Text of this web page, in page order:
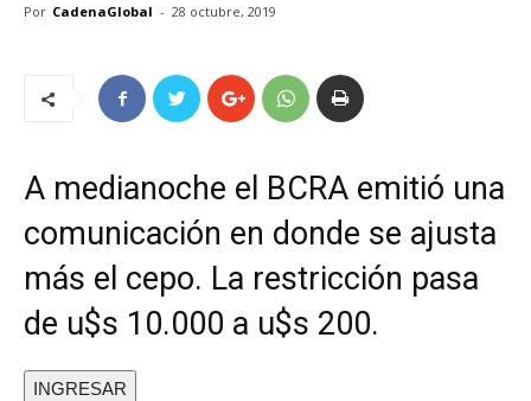
Por CadenaGlobal - 28 octubre, 2019
A medianoche el BCRA emitió una
comunicación en donde se ajusta
más el cepo. La restricción pasa
de u$s 10.000 a u$s 200.
INGRESAR